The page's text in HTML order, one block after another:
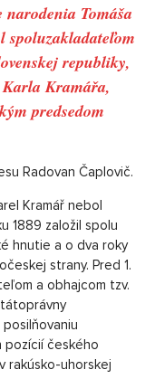
Tomáša
republiky,
Kramářa,
predsedom
Radovan Čaplovič.
Kramář nebol
1889 založil spolu
hnutie a o dva roky
strany. Pred 1.
a obhajcom tzv.
pozícií českého
rakúsko-uhorskej